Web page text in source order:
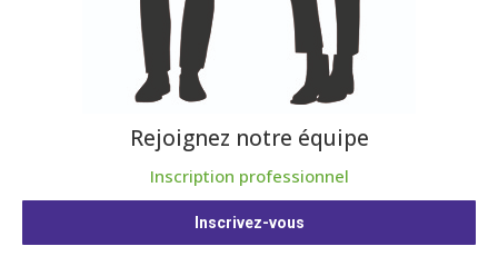
Rejoignez notre équipe
Inscription professionnel
Inscrivez-vous